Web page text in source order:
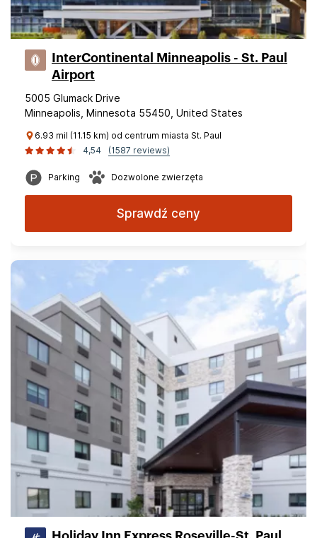
InterContinental Minneapolis - St. Paul
Airport
5005 Glumack Drive
Minneapolis, Minnesota 55450, United States
6.93 mil (11.15 km) od centrum miasta St. Paul
4,54
(1587 reviews)
Parking Dozwolone zwierzęta
Sprawdź ceny